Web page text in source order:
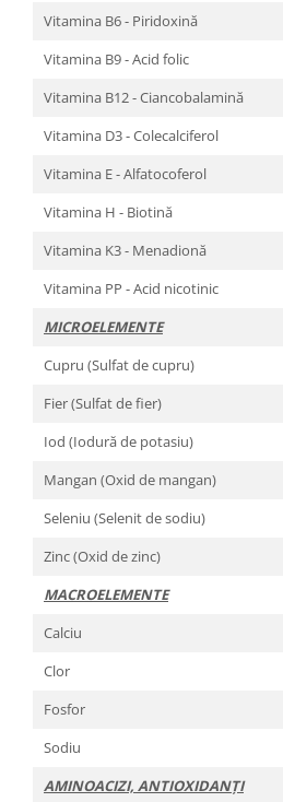
Vitamina B6 - Piridoxină
Vitamina B9 - Acid folic
Vitamina B12 - Ciancobalamină
Vitamina D3 - Colecalciferol
Vitamina E - Alfatocoferol
Vitamina H - Biotină
Vitamina K3 - Menadionă
Vitamina PP - Acid nicotinic
MICROELEMENTE
Cupru (Sulfat de cupru)
Fier (Sulfat de fier)
Iod (Iodură de potasiu)
Mangan (Oxid de mangan)
Seleniu (Selenit de sodiu)
Zinc (Oxid de zinc)
MACROELEMENTE
Calciu
Clor
Fosfor
Sodiu
AMINOACIZI, ANTIOXIDANŢI